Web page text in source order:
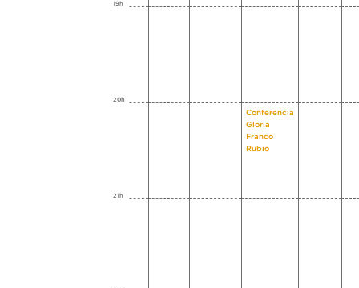
19h
20h
Conferencia
Gloria
Franco
Rubio
21h